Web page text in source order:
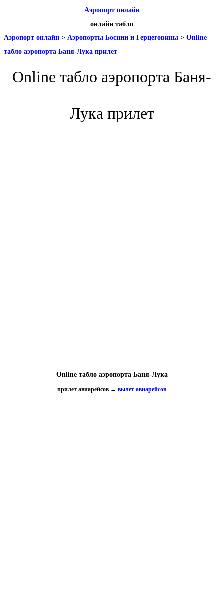
Аэропорт онлайн
онлайн табло
Аэропорт онлайн > Аэропорты Боснии и Герцеговины > Online
табло аэропорта Баня-Лука прилет
Online табло аэропорта Баня-
Лука прилет
Online табло аэропорта Баня-Лука
прилет авиарейсов → вылет авиарейсов